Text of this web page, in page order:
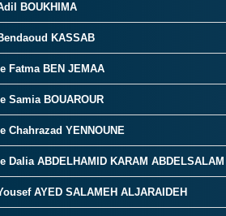
BOUKHIMA
KASSAB
Fatma BEN JEMAA
Samia BOUAROUR
Chahrazad YENNOUNE
Dalia ABDELHAMID KARAM ABDELSALAM
AYED SALAMEH ALJARAIDEH